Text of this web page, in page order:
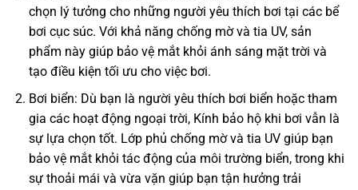
chọn lý tưởng cho những người yêu thích bơi tại các bể
bơi cục súc. Với khả năng chống mờ và tia UV, sản
phẩm này giúp bảo vệ mắt khỏi ánh sáng mặt trời và
tạo điều kiện tối ưu cho việc bơi.
Bơi biển: Dù bạn là người yêu thích bơi biển hoặc tham
gia các hoạt động ngoại trời, Kính bảo hộ khi bơi vẫn là
sự lựa chọn tốt. Lớp phủ chống mờ và tia UV giúp bạn
bảo vệ mắt khỏi tác động của môi trường biển, trong khi
sự thoải mái và vừa vặn giúp bạn tận hưởng trải